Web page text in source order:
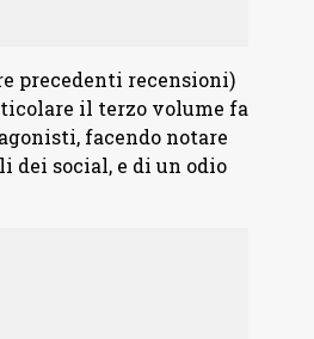
precedenti recensioni)
il terzo volume fa
facendo notare
dei social, e di un odio